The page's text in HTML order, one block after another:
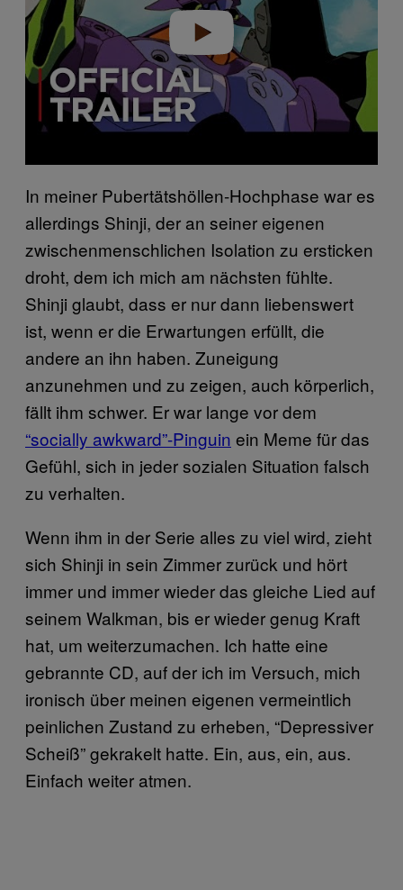
o
In meiner Pubertätshöllen-Hochphase war es
allerdings Shinji, der an seiner eigenen
zwischenmenschlichen Isolation zu ersticken
droht, dem ich mich am nächsten fühlte.
Shinji glaubt, dass er nur dann liebenswert
ist, wenn er die Erwartungen erfüllt, die
andere an ihn haben. Zuneigung
anzunehmen und zu zeigen, auch körperlich,
fällt ihm schwer. Er war lange vor dem
“socially awkward”-Pinguin ein Meme für das
Gefühl, sich in jeder sozialen Situation falsch
zu verhalten.
Wenn ihm in der Serie alles zu viel wird, zieht
sich Shinji in sein Zimmer zurück und hört
immer und immer wieder das gleiche Lied auf
seinem Walkman, bis er wieder genug Kraft
hat, um weiterzumachen. Ich hatte eine
gebrannte CD, auf der ich im Versuch, mich
ironisch über meinen eigenen vermeintlich
peinlichen Zustand zu erheben, “Depressiver
Scheiß” gekrakelt hatte. Ein, aus, ein, aus.
Einfach weiter atmen.